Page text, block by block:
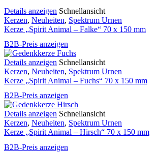
Details anzeigen Schnellansicht
Kerzen, Neuheiten, Spektrum Urnen
Kerze „Spirit Animal – Falke“ 70 x 150 mm
B2B-Preis anzeigen
Details anzeigen Schnellansicht
Kerzen, Neuheiten, Spektrum Urnen
Kerze „Spirit Animal – Fuchs“ 70 x 150 mm
B2B-Preis anzeigen
Details anzeigen Schnellansicht
Kerzen, Neuheiten, Spektrum Urnen
Kerze „Spirit Animal – Hirsch“ 70 x 150 mm
B2B-Preis anzeigen